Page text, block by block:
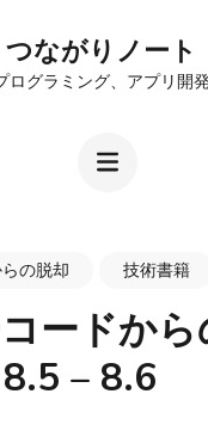
つながりノート
ログラミング、アプリ開発
の脱却 技術書籍
ードか
– 8.6